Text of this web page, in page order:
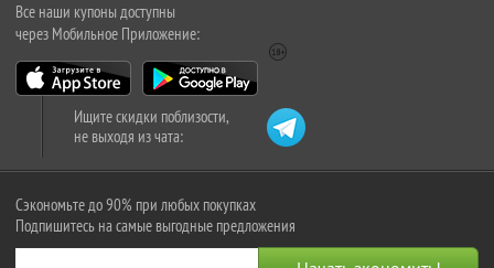
Все наши купоны доступны
через Мобильное Приложение:
Ищите скидки поблизости,
не выходя из чата:
Сэкономьте до 90% при любых покупках
Подпишитесь на самые выгодные предложения